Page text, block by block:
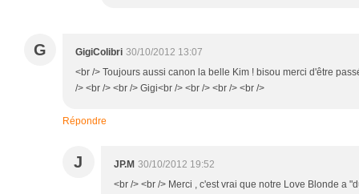
G GigiColibri 30/10/2012 13:07
<br /> Toujours aussi canon la belle Kim ! bisou merci d'être
/> <br /> <br /> Gigi<br /> <br /> <br /> <br />
Répondre
J JP.M 30/10/2012 19:52
<br /> <br /> Merci , c'est vrai que notre Love Blonde a